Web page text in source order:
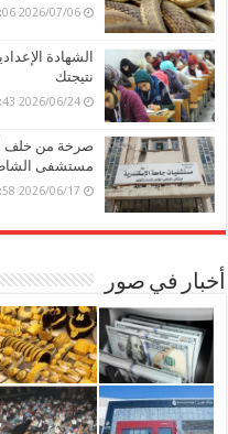
2026/07/06 12:49:06 مساءً
نتيجتك
2026/06/24 2:26:43 مساءً
صرخة من خلف
مستشفى
2026/06/17 10:02:58 صباحًا
أخبار في صور